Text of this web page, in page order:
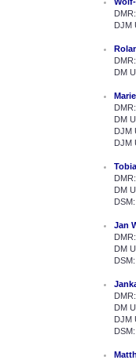
DJM
DM
DM
DJM
DJM
DM
Jan
DM
DM
DJM